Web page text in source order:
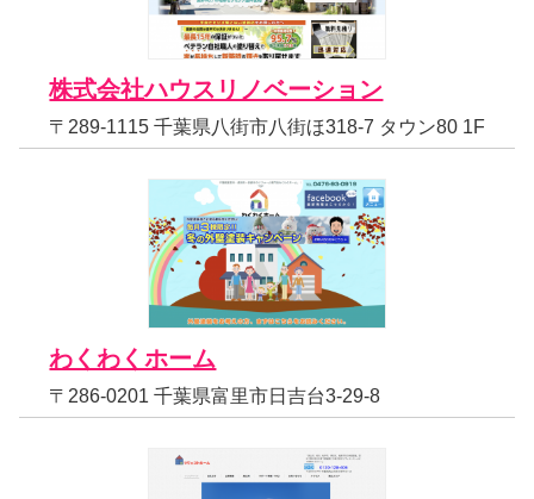
株式会社ハウスリノベーション
〒289-1115 千葉県八街市八街ほ318-7 タウン80 1F
わくわくホーム
〒286-0201 千葉県富里市日吉台3-29-8